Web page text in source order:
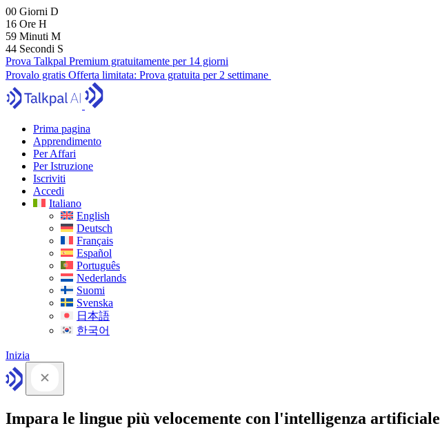
00 Giorni D
16 Ore H
59 Minuti M
43 Secondi S
Prova Talkpal Premium gratuitamente per 14 giorni
Provalo gratis Offerta limitata: Prova gratuita per 2 settimane
Prima pagina
Apprendimento
Per Affari
Per Istruzione
Iscriviti
Accedi
Italiano
English
Deutsch
Français
Español
Português
Nederlands
Suomi
Svenska
日本語
한국어
Inizia
Impara le lingue più velocemente con l'intelligenza artificiale